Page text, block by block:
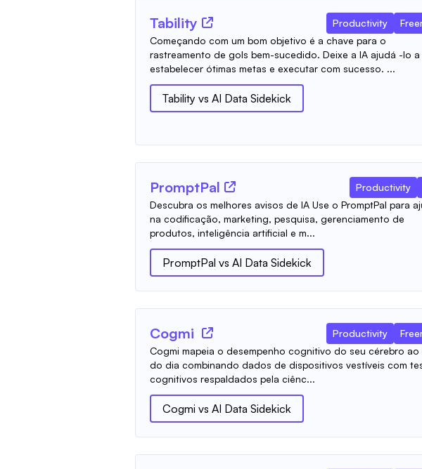
Tability Productivity
Começando com um bom objetivo é a chave para o
rastreamento de gols bem-sucedido. Deixe a IA ajudá -lo a
estabelecer ótimas metas e executar com sucesso. ...
Tability vs AI Data Sidekick
PromptPal Productivity
Descubra os melhores avisos de IA Use o PromptPal para
na codificação, marketing, pesquisa, gerenciamento de
produtos, inteligência artificial e m...
PromptPal vs AI Data Sidekick
Cogmi Productivity
Cogmi mapeia o desempenho cognitivo do seu cérebro
do dia combinando dados de dispositivos vestíveis com
cognitivos respaldados pela ciênc...
Cogmi vs AI Data Sidekick